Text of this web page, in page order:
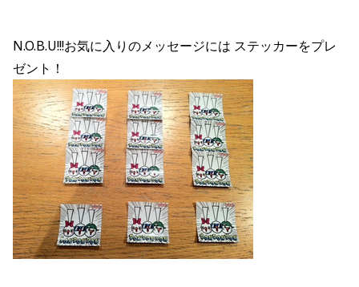
N.O.B.U!!!お気に入りのメッセージには ステッカーをプレ
ゼント！